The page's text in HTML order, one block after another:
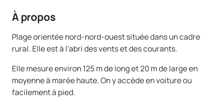
À propos
Plage orientée nord-nord-ouest située dans un cadre
rural. Elle est à l'abri des vents et des courants.
Elle mesure environ 125 m de long et 20 m de large en
moyenne à marée haute. On y accède en voiture ou
facilement à pied.